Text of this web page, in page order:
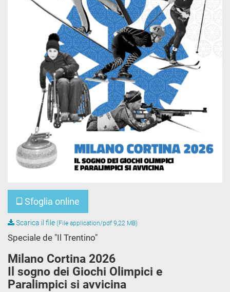
Sfoglia online
Scarica il file (File application/pdf 9,22 MB)
Speciale de "Il Trentino"
Milano Cortina 2026
Il sogno dei Giochi Olimpici e
Paralimpici si avvicina